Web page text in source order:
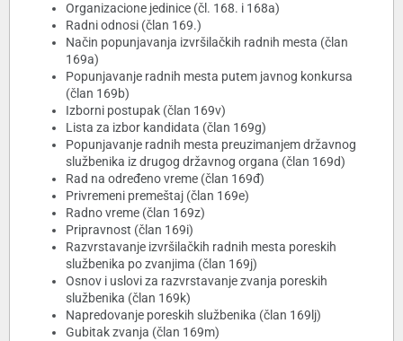
Organizacione jedinice (čl. 168. i 168a)
Radni odnosi (član 169.)
Način popunjavanja izvršilačkih radnih mesta (član
169a)
Popunjavanje radnih mesta putem javnog konkursa
(član 169b)
Izborni postupak (član 169v)
Lista za izbor kandidata (član 169g)
Popunjavanje radnih mesta preuzimanjem državnog
službenika iz drugog državnog organa (član 169d)
Rad na određeno vreme (član 169đ)
Privremeni premeštaj (član 169e)
Radno vreme (član 169z)
Pripravnost (član 169i)
Razvrstavanje izvršilačkih radnih mesta poreskih
službenika po zvanjima (član 169j)
Osnov i uslovi za razvrstavanje zvanja poreskih
službenika (član 169k)
Napredovanje poreskih službenika (član 169lj)
Gubitak zvanja (član 169m)